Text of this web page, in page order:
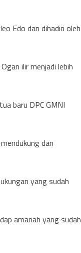
Edo dan dihadiri oleh
ilir menjadi lebih
baru DPC GMNI
dan
yang sudah
amanah yang sudah